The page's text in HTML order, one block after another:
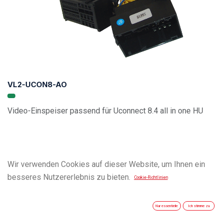
VL2-UCON8-AO
Video-Einspeiser passend für Uconnect 8.4 all in one HU
Wir verwenden Cookies auf dieser Website, um Ihnen ein
besseres Nutzererlebnis zu bieten.
Cookie-Richtlinien
Nur essentielle Ich stimme zu